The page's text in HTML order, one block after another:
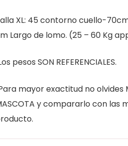
XL: 45 contorno cuello-
Largo de lomo. (25 – 60 Kg
pesos SON REFERENCIALES.
mayor exactitud no olvides
y compararlo con las